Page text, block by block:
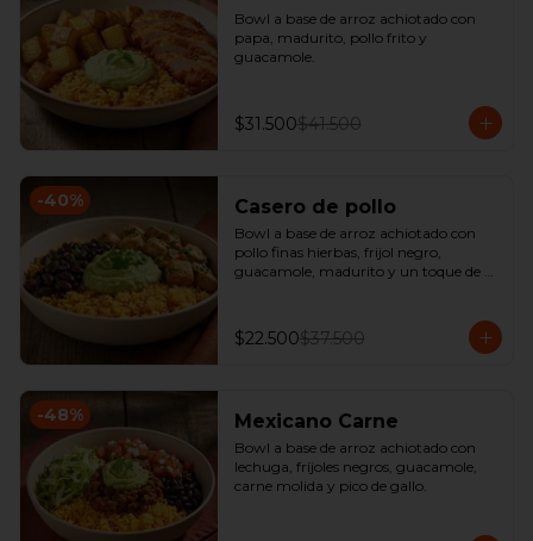
Bowl a base de arroz achiotado con
papa, madurito, pollo frito y
guacamole.
$31.500$41.500
-40% Casero de pollo
Bowl a base de arroz achiotado con
pollo finas hierbas, frijol negro,
guacamole, madurito y un toque de
$22.500$37.500
-48% Mexicano Carne
Bowl a base de arroz achiotado con
lechuga, fríjoles negros, guacamole,
carne molida y pico de gallo.